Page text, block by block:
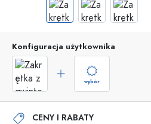
Konfiguracja użytkownika
wybór
CENY I RABATY